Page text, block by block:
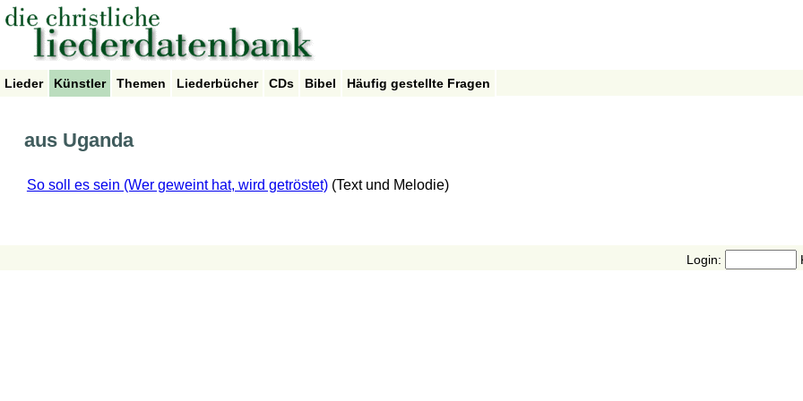
Lieder Künstler Themen Liederbücher CDs Bibel Häufig gestellte Fragen
aus Uganda
So soll es sein (Wer geweint hat, wird getröstet) (Text und Melodie)
Login: